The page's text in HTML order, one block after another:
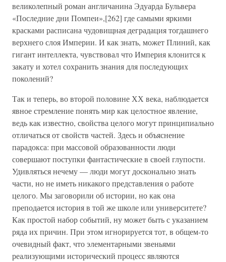
великолепный роман англичанина Эдуарда Бульвера
«Последние дни Помпеи»,[262] где самыми яркими
красками расписана чудовищная деградация тогдашнего
верхнего слоя Империи. И как знать, может Плиний, как
гигант интеллекта, чувствовал что Империя клонится к
закату и хотел сохранить знания для последующих
поколений?
Так и теперь, во второй половине ХХ века, наблюдается
явное стремление понять мир как целостное явление,
ведь как известно, свойства целого могут принципиально
отличаться от свойств частей. Здесь и объяснение
парадокса: при массовой образованности люди
совершают поступки фантастические в своей глупости.
Удивляться нечему — люди могут досконально знать
части, но не иметь никакого представления о работе
целого. Мы заговорили об истории, но как она
преподается история в той же школе или университете?
Как простой набор событий, ну может быть с указанием
ряда их причин. При этом игнорируется тот, в общем-то
очевидный факт, что элементарными звеньями
реализующими исторический процесс являются